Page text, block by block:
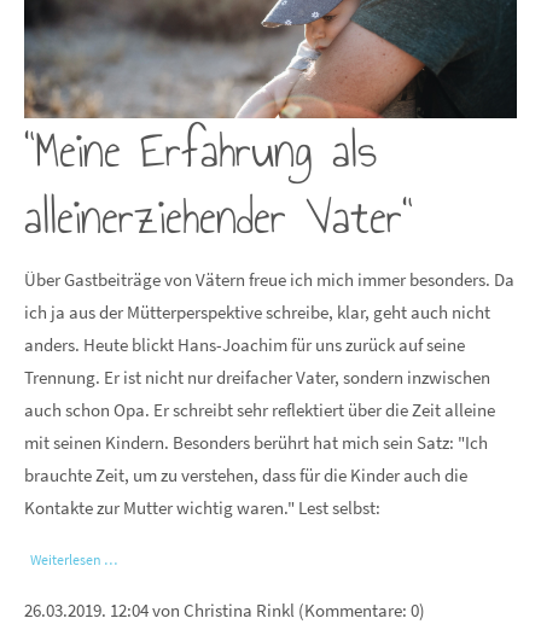
"Meine Erfahrung als
alleinerziehender Vater"
Über Gastbeiträge von Vätern freue ich mich immer besonders. Da
ich ja aus der Mütterperspektive schreibe, klar, geht auch nicht
anders. Heute blickt Hans-Joachim für uns zurück auf seine
Trennung. Er ist nicht nur dreifacher Vater, sondern inzwischen
auch schon Opa. Er schreibt sehr reflektiert über die Zeit alleine
mit seinen Kindern. Besonders berührt hat mich sein Satz: "Ich
brauchte Zeit, um zu verstehen, dass für die Kinder auch die
Kontakte zur Mutter wichtig waren." Lest selbst:
Weiterlesen …
26.03.2019. 12:04von Christina Rinkl (Kommentare: 0)